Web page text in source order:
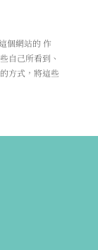
個網站的 作
自己所看到、
方式，將這些